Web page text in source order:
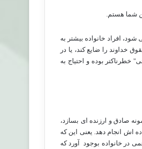
شما هستم.
افراد خانواده بیشتر به
خداوند را ضایع کند، یا در
خطرناکتر بوده و احتیاج به
صادق و ارزنده ای بسازد،
اش انجام دهد. یعنی این که
در خانواده بوجود
آورد که